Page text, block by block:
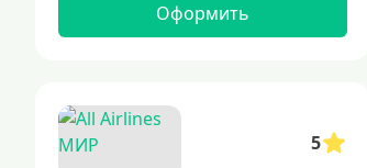
Оформить
5